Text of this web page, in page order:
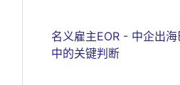
名义雇主EOR - 中企出
中的关键判断